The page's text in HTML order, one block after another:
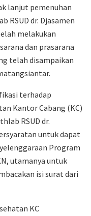
lanjut pemenuhan
RSUD dr. Djasamen
melakukan
dan prasarana
telah disampaikan
terhadap
Kantor Cabang (KC)
RSUD dr.
untuk dapat
Program
utamanya untuk
isi surat dari
KC